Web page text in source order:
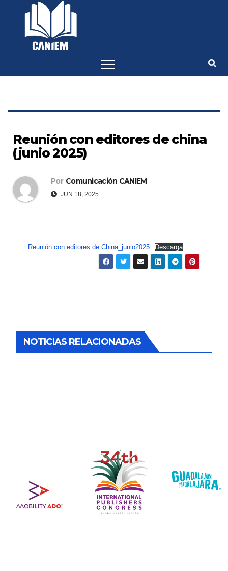
Reunión con editores de china
(junio 2025)
Por Comunicación CANIEM
JUN 18, 2025
Reunión con editores de China_junio2025 Descarga
NOTICIAS RELACIONADAS